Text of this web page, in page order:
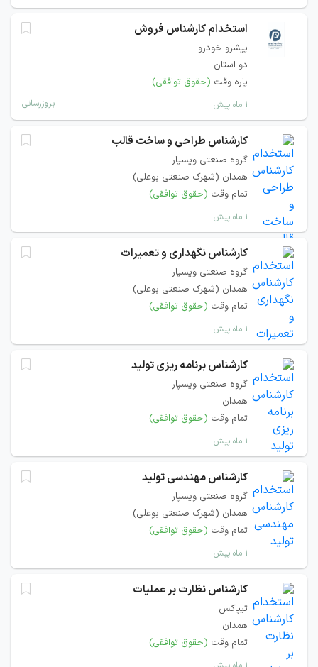
استخدام کارشناس فروش
پیشرو خودرو
دو استان
پاره وقت (حقوق توافقی)
۱ ماه پیش بروزرسانی
کارشناس طراحی و ساخت قالب
گروه صنعتی ویسپار
همدان (شهرک صنعتی بوعلی)
تمام وقت (حقوق توافقی)
۱ ماه پیش
کارشناس نگهداری و تعمیرات
گروه صنعتی ویسپار
همدان (شهرک صنعتی بوعلی)
تمام وقت (حقوق توافقی)
۱ ماه پیش
کارشناس برنامه‌ ریزی تولید
گروه صنعتی ویسپار
همدان
تمام وقت (حقوق توافقی)
۱ ماه پیش
کارشناس مهندسی تولید
گروه صنعتی ویسپار
همدان (شهرک صنعتی بوعلی)
تمام وقت (حقوق توافقی)
۱ ماه پیش
کارشناس نظارت بر عملیات
تیپاکس
همدان
تمام وقت (حقوق توافقی)